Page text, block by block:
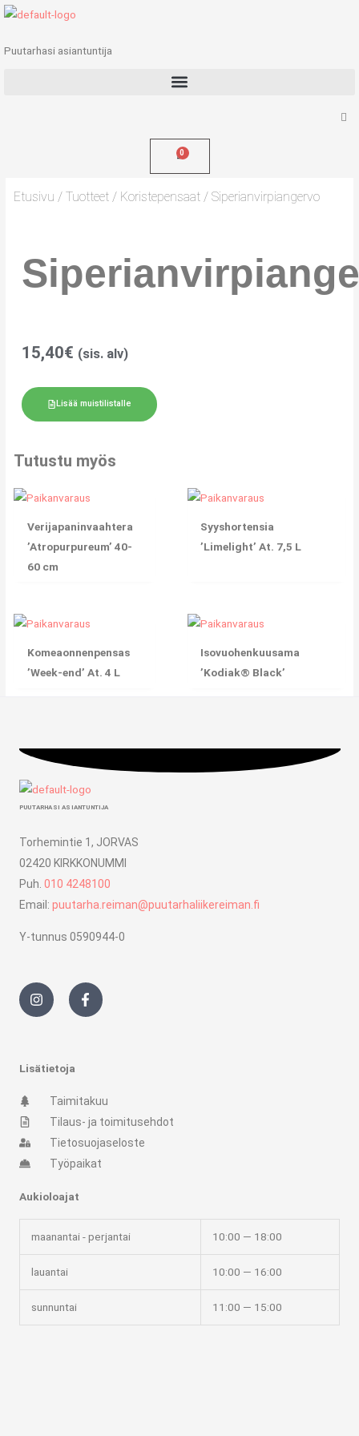
Siirry
Puutarhasi asiantuntija
Etusivu /Tuotteet / Koristepensaat / Siperianvirpiangervo
15,40€ (sis. alv)
Lisää muistilistalle
Tutustu myös
Verijapaninvaahtera
’Atropurpureum’ 40-
60 cm
Syyshortensia
’Limelight’ At. 7,5 L
Komeaonnenpensas
’Week-end’ At. 4 L
Isovuohenkuusama
’Kodiak® Black’
PUUTARHASI ASIANTUNTIJA
Torhemintie 1, JORVAS
02420 KIRKKONUMMI
Puh. 010 4248100
Email: puutarha.reiman@puutarhaliikereiman.fi
Y-tunnus 0590944-0
I
n
s
t
r
a
F
a
c
e
f
Lisätietoja
Taimitakuu
Tilaus- ja toimitusehdot
Tietosuojaseloste
Työpaikat
Aukioloajat
maanantai - perjantai 10:00 — 18:00
lauantai 10:00 — 16:00
sunnuntai 11:00 — 15:00